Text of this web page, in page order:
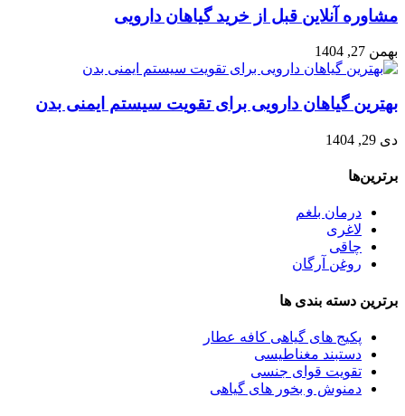
مشاوره آنلاین قبل از خرید گیاهان دارویی
بهمن 27, 1404
بهترین گیاهان دارویی برای تقویت سیستم ایمنی بدن
دی 29, 1404
برترین‌ها
درمان بلغم
لاغری
چاقی
روغن آرگان
برترین‌ دسته بندی ها
پکیج های گیاهی کافه عطار
دستبند مغناطیسی
تقویت قوای جنسی
دمنوش و بخور های گیاهی